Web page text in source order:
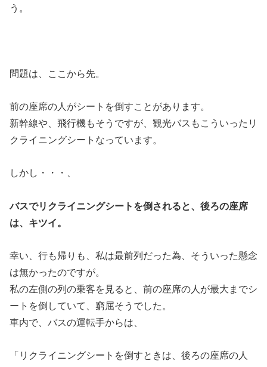
う。
問題は、ここから先。
前の座席の人がシートを倒すことがあります。
新幹線や、飛行機もそうですが、観光バスもこういったリ
クライニングシートなっています。
しかし・・・、
バスでリクライニングシートを倒されると、後ろの座席
は、キツイ。
幸い、行も帰りも、私は最前列だった為、そういった懸念
は無かったのですが。
私の左側の列の乗客を見ると、前の座席の人が最大までシ
ートを倒していて、窮屈そうでした。
車内で、バスの運転手からは、
「リクライニングシートを倒すときは、後ろの座席の人